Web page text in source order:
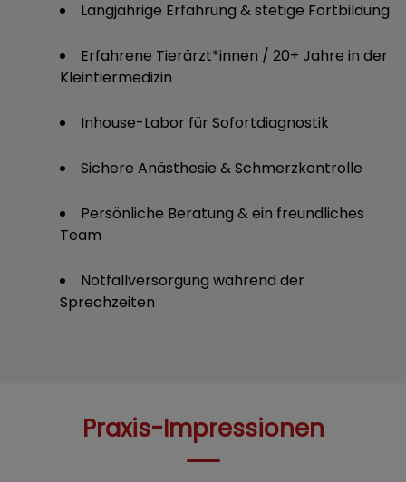
Langjährige Erfahrung & stetige Fortbildung
Erfahrene Tierärzt*innen / 20+ Jahre in der
Kleintiermedizin
Inhouse-Labor für Sofortdiagnostik
Sichere Anästhesie & Schmerzkontrolle
Persönliche Beratung & ein freundliches
Team
Notfallversorgung während der
Sprechzeiten
Praxis-Impressionen